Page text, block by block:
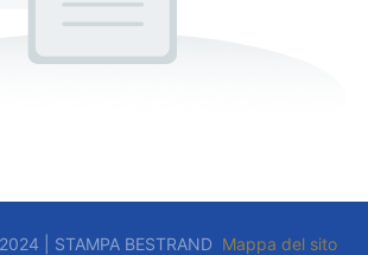
| STAMPA BESTRAND Mappa del sito